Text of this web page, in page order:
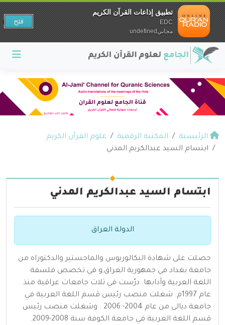
الرئيسية المكتبة الرقمية
علوم القرآن الكريم
ابتسام السيد عبدالكريم المدني
ابتسام السيد عبدالكريم المدني
الدولة العراق
حصلت على شهادة البكالوريوس والماجستير والدكتوراه من
جامعة بغداد في جمهورية العراق,و في تخصص فلسفة
اللغة العربية وآدابها. درّست في ثلاث جامعات عراقية منذ
عام 1997م. شغلت منصب رئيس قسم اللغة العربية في
جامعة ديالى من عام 2004- 2006 . وشغلت منصب رئيس
قسم اللغة العربية في جامعة الكوفة سنة 2008-2009.
تطبيق إذاعات القرآن الكريم
EDC
مجانيundefined
فتح